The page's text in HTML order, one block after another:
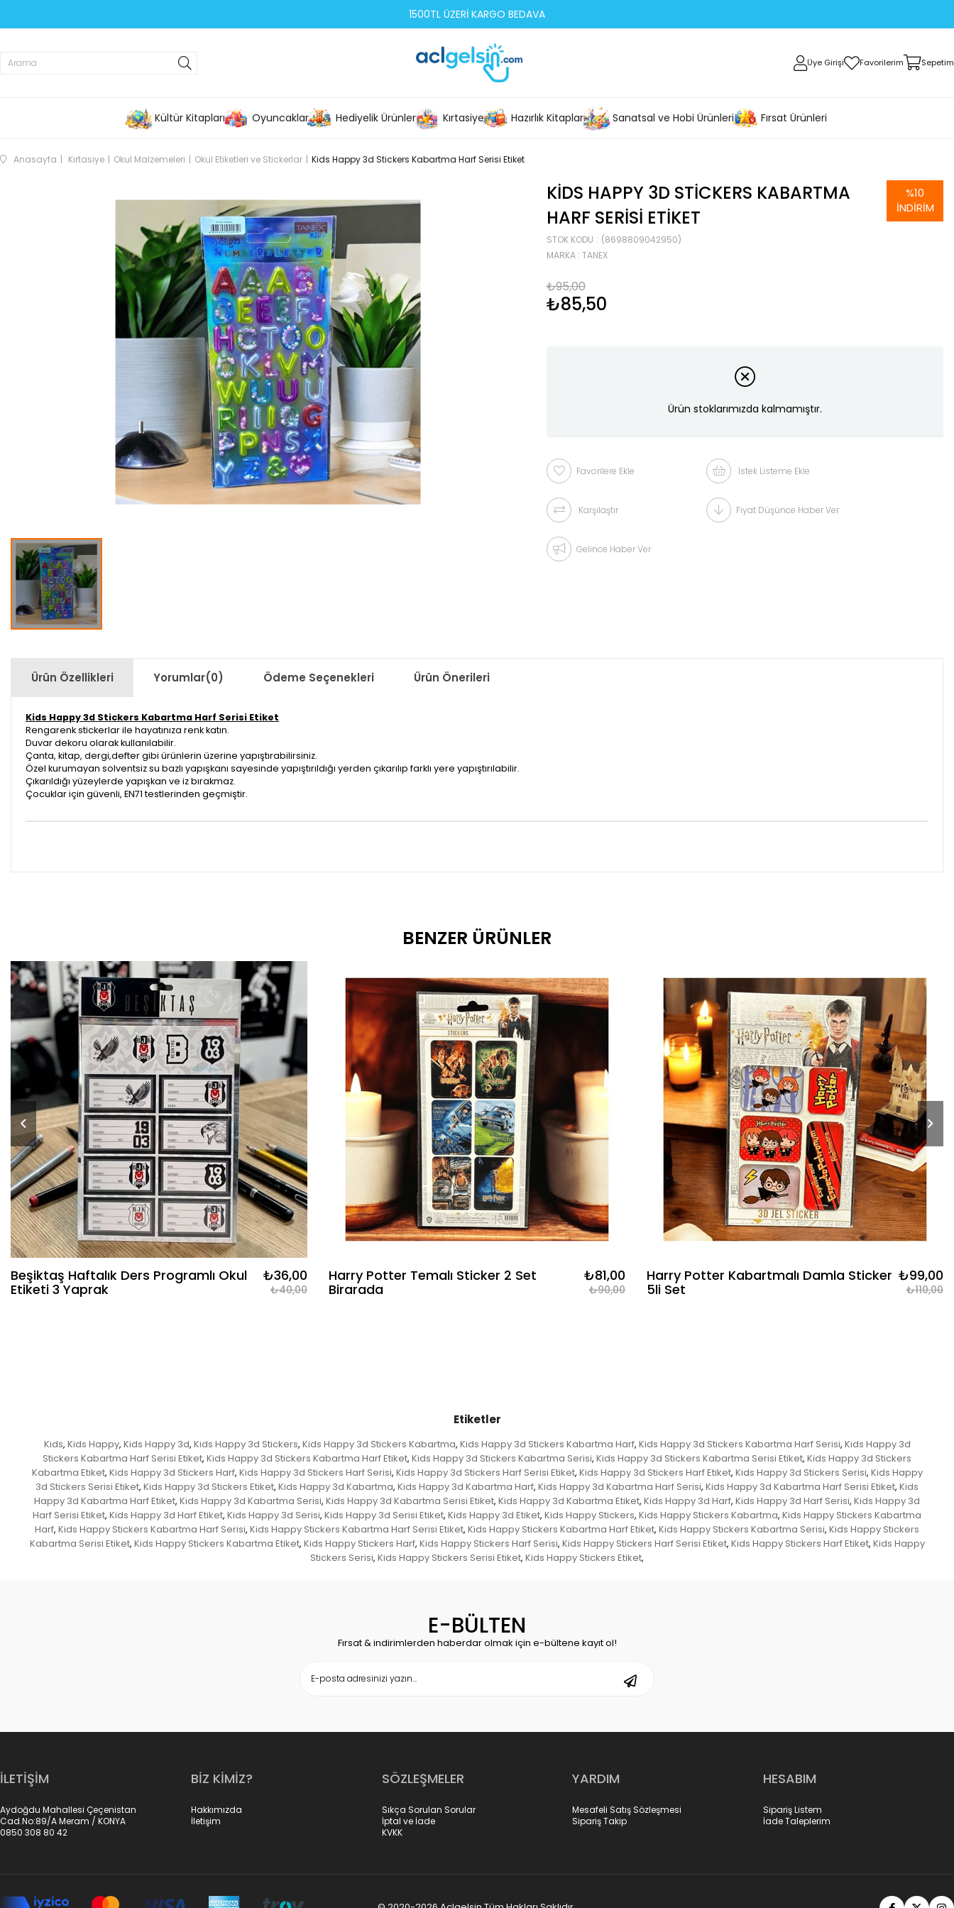
1500TL ÜZERİ KARGO BEDAVA
Üye Girişi Favorilerim Sepetim
Kültür Kitapları Oyuncaklar Hediyelik Ürünler Kırtasiye Hazırlık Kitapları Sanatsal ve Hobi Ürünleri Fırsat Ürünleri
Anasayfa Kırtasiye Okul Malzemeleri Okul Etiketleri ve Stickerlar Kids Happy 3d Stickers Kabartma Harf Serisi Etiket
KIDS HAPPY 3D STICKERS KABARTMA
HARF SERISI ETIKET
STOK KODU
(8698809042950)
MARKA : TANEX
₺95,00
₺85,50
%10
İNDIRIM
Ürün stoklarımızda kalmamıştır.
Favorilere Ekle İstek Listeme Ekle
Karşılaştır Fiyat Düşünce Haber Ver
Gelince Haber Ver
Ürün Özellikleri Yorumlar(0) Ödeme Seçenekleri Ürün Önerileri
Kids Happy 3d Stickers Kabartma Harf Serisi Etiket
Rengarenk stickerlar ile hayatınıza renk katın.
Duvar dekoru olarak kullanılabilir.
Çanta, kitap, dergi,defter gibi ürünlerin üzerine yapıştırabilirsiniz.
Özel kurumayan solventsiz su bazlı yapışkanı sayesinde yapıştırıldığı yerden çıkarılıp farklı yere yapıştırılabilir.
Çıkarıldığı yüzeylerde yapışkan ve iz bırakmaz.
Çocuklar için güvenli, EN71 testlerinden geçmiştir.
BENZER ÜRÜNLER
Beşiktaş Haftalık Ders Programlı Okul
Etiketi 3 Yaprak
₺36,00
₺40,00
Harry Potter Temalı Sticker 2 Set
Birarada
₺81,00
₺90,00
Harry Potter Kabartmalı Damla Sticker
5li Set
₺99,00
₺110,00
Etiketler
Kids, Kids Happy, Kids Happy 3d, Kids Happy 3d Stickers, Kids Happy 3d Stickers Kabartma, Kids Happy 3d Stickers Kabartma Harf, Kids Happy 3d Stickers Kabartma Harf Serisi, Kids Happy 3d
Stickers Kabartma Harf Serisi Etiket, Kids Happy 3d Stickers Kabartma Harf Etiket, Kids Happy 3d Stickers Kabartma Serisi, Kids Happy 3d Stickers Kabartma Serisi Etiket, Kids Happy 3d Stickers
Kabartma Etiket, Kids Happy 3d Stickers Harf, Kids Happy 3d Stickers Harf Serisi, Kids Happy 3d Stickers Harf Serisi Etiket, Kids Happy 3d Stickers Harf Etiket, Kids Happy 3d Stickers Serisi, Kids Happy
3d Stickers Serisi Etiket, Kids Happy 3d Stickers Etiket, Kids Happy 3d Kabartma, Kids Happy 3d Kabartma Harf, Kids Happy 3d Kabartma Harf Serisi, Kids Happy 3d Kabartma Harf Serisi Etiket, Kids
Happy 3d Kabartma Harf Etiket, Kids Happy 3d Kabartma Serisi, Kids Happy 3d Kabartma Serisi Etiket, Kids Happy 3d Kabartma Etiket, Kids Happy 3d Harf, Kids Happy 3d Harf Serisi, Kids Happy 3d
Harf Serisi Etiket, Kids Happy 3d Harf Etiket, Kids Happy 3d Serisi, Kids Happy 3d Serisi Etiket, Kids Happy 3d Etiket, Kids Happy Stickers, Kids Happy Stickers Kabartma, Kids Happy Stickers Kabartma
Harf, Kids Happy Stickers Kabartma Harf Serisi, Kids Happy Stickers Kabartma Harf Serisi Etiket, Kids Happy Stickers Kabartma Harf Etiket, Kids Happy Stickers Kabartma Serisi, Kids Happy Stickers
Kabartma Serisi Etiket, Kids Happy Stickers Kabartma Etiket, Kids Happy Stickers Harf, Kids Happy Stickers Harf Serisi, Kids Happy Stickers Harf Serisi Etiket, Kids Happy Stickers Harf Etiket, Kids Happy
Stickers Serisi, Kids Happy Stickers Serisi Etiket, Kids Happy Stickers Etiket,
E-BÜLTEN
Fırsat & indirimlerden haberdar olmak için e-bültene kayıt ol!
İLETİŞİM
Aydoğdu Mahallesi Çeçenistan
Cad.No:89/A Meram / KONYA
0850 308 80 42
BİZ KİMİZ?
Hakkımızda
İletişim
SÖZLEŞMELER
Sıkça Sorulan Sorular
İptal ve İade
KVKK
YARDIM
Mesafeli Satış Sözleşmesi
Sipariş Takip
HESABIM
Sipariş Listem
İade Taleplerim